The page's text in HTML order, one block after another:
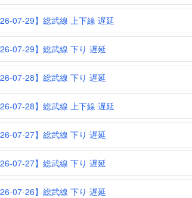
07-29】総武線 上下線 遅延
07-29】総武線 下り 遅延
07-28】総武線 下り 遅延
07-28】総武線 上下線 遅延
07-27】総武線 下り 遅延
07-27】総武線 下り 遅延
07-26】総武線 下り 遅延